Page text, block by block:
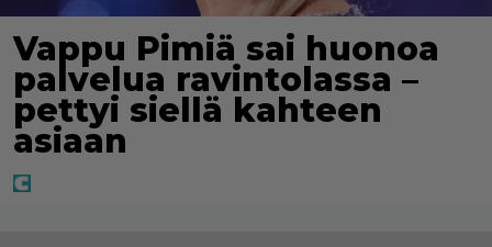
Vappu Pimiä sai huonoa
palvelua ravintolassa –
pettyi siellä kahteen
asiaan